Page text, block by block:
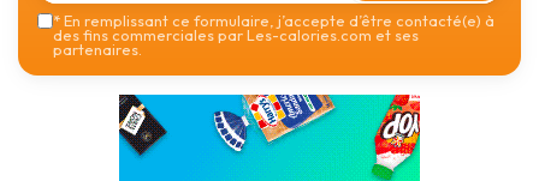
*En remplissant ce formulaire, j’accepte d’être contacté(e) à
des fins commerciales par Les-calories.com et ses
partenaires.